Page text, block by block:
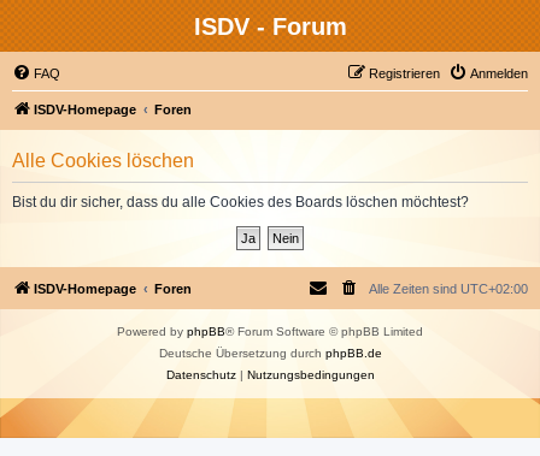
ISDV - Forum
FAQ Anmelden
Registrieren
ISDV-Homepage Foren
Alle Cookies löschen
Bist du dir sicher, dass du alle Cookies des Boards löschen möchtest?
ISDV-Homepage Foren Alle Zeiten sind UTC+02:00
Powered by phpBB® Forum Software © phpBB Limited
Deutsche Übersetzung durch phpBB.de
Datenschutz| Nutzungsbedingungen